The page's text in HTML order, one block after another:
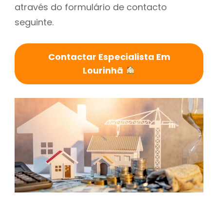
através do formulário de contacto
seguinte.
Contactar Especialista Em
Lourinhã